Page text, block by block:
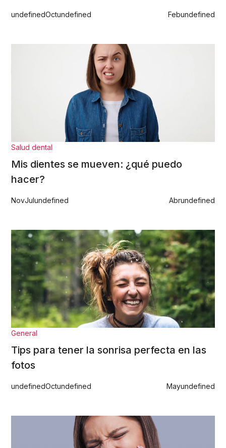
undefinedOctundefined Febundefined
Salud dental
Mis dientes se mueven: ¿qué puedo
hacer?
NovJulundefined Abrundefined
General
Tips para tener la sonrisa perfecta en las
fotos
undefinedOctundefined Mayundefined